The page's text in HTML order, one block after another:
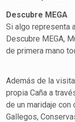
Descubre MEGA
Si algo representa
Descubre MEGA,
de primera mano
Además de la
propia Caña a
de un maridaje
Gallegos,